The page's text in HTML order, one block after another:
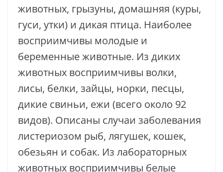
животных, грызуны, домашняя (куры,
гуси, утки) и дикая птица. Наиболее
восприимчивы молодые и
беременные животные. Из диких
животных восприимчивы волки,
лисы, белки, зайцы, норки, песцы,
дикие свиньи, ежи (всего около 92
видов). Описаны случаи заболевания
листериозом рыб, лягушек, кошек,
обезьян и собак. Из лабораторных
животных восприимчивы белые